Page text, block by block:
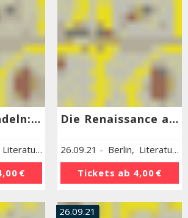
Planetar handeln: Kooperative Rettungsenergien
Literaturhaus Berlin
€
Die Renaissance als Epoche der Kooperation?
26.09.21 - Berlin, Literaturhaus Berlin
Tickets ab 4,00 €
26.09.21